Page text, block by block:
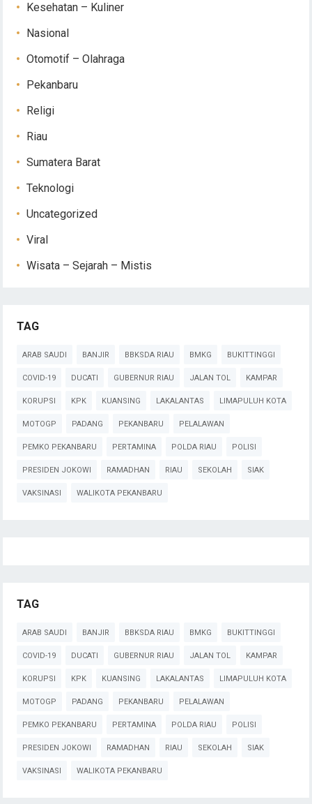
Kesehatan – Kuliner
Nasional
Otomotif – Olahraga
Pekanbaru
Religi
Riau
Sumatera Barat
Teknologi
Uncategorized
Viral
Wisata – Sejarah – Mistis
TAG
ARAB SAUDI BANJIR BBKSDA RIAU BMKG BUKITTINGGI
COVID-19 DUCATI GUBERNUR RIAU JALAN TOL KAMPAR
KORUPSI KPK KUANSING LAKALANTAS LIMAPULUH KOTA
MOTOGP PADANG PEKANBARU PELALAWAN
PEMKO PEKANBARU PERTAMINA POLDA RIAU POLISI
PRESIDEN JOKOWI RAMADHAN RIAU SEKOLAH SIAK
VAKSINASI WALIKOTA PEKANBARU
TAG
ARAB SAUDI BANJIR BBKSDA RIAU BMKG BUKITTINGGI
COVID-19 DUCATI GUBERNUR RIAU JALAN TOL KAMPAR
KORUPSI KPK KUANSING LAKALANTAS LIMAPULUH KOTA
MOTOGP PADANG PEKANBARU PELALAWAN
PEMKO PEKANBARU PERTAMINA POLDA RIAU POLISI
PRESIDEN JOKOWI RAMADHAN RIAU SEKOLAH SIAK
VAKSINASI WALIKOTA PEKANBARU